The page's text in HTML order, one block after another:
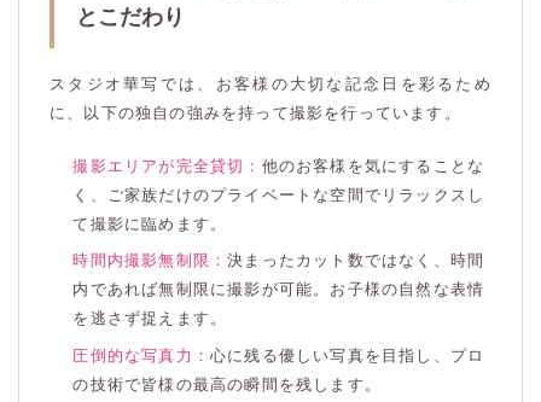
とこだわり
スタジオ華写では、お客様の大切な記念日を彩るため
に、以下の独自の強みを持って撮影を行っています。
撮影エリアが完全貸切： 他のお客様を気にすることな
く、ご家族だけのプライベートな空間でリラックスし
て撮影に臨めます。
時間内撮影無制限：決まったカット数ではなく、時間
内であれば無制限に撮影が可能。お子様の自然な表情
を逃さず捉えます。
圧倒的な写真力：心に残る優しい写真を目指し、プロ
の技術で皆様の最高の瞬間を残します。